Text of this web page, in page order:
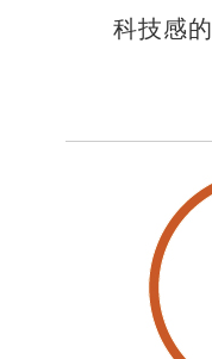
科技感